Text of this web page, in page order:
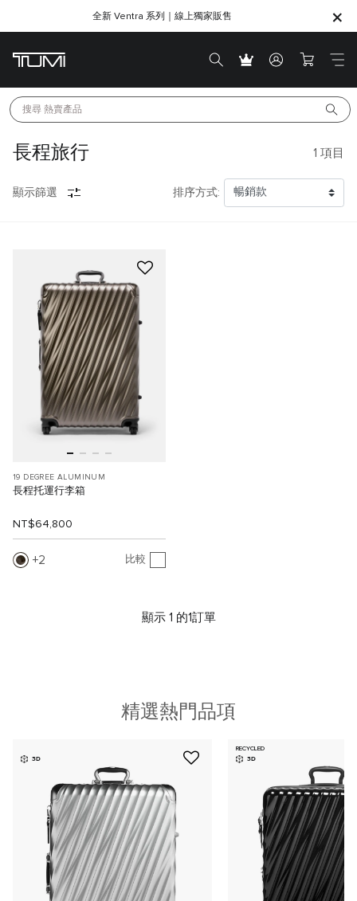
SHOP GIFTS
SHOP GIFTS
全新 Ventra 系列｜線上獨家販售
搜尋 熱賣產品
長程旅行 1 項目
顯示篩選 排序方式:
19 DEGREE ALUMINUM
長程托運行李箱
NT$64,800
2 比較
顯示 1 的1訂單
精選熱門品項
3D
RECYCLED
3D